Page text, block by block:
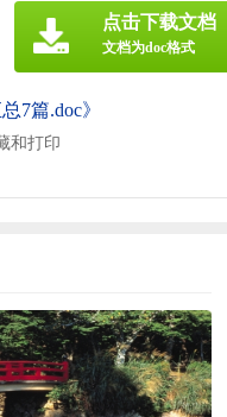
7篇.doc》
和打印
点击下载文档
文档为doc格式